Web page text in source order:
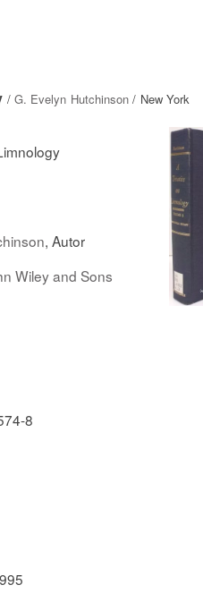
/G. Evelyn Hutchinson/ New York
, Autor
Wiley and Sons
8